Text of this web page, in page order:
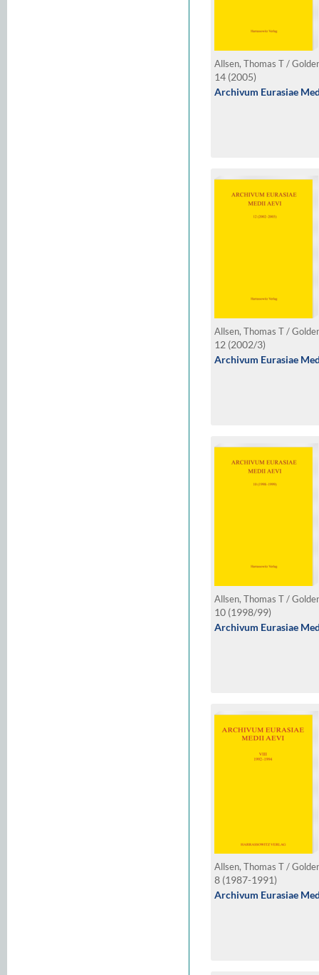
14 (2005)
Archivum Eurasiae
12 (2002/3)
Archivum Eurasiae
10 (1998/99)
Archivum Eurasiae
8 (1987-1991)
Archivum Eurasiae